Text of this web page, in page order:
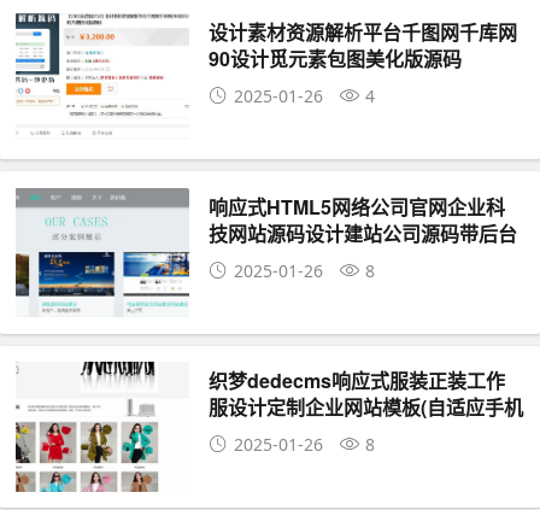
设计素材资源解析平台千图网千库网
90设计觅元素包图美化版源码
2025-01-26 4
响应式HTML5网络公司官网企业科
技网站源码设计建站公司源码带后台
2025-01-26 8
织梦dedecms响应式服装正装工作
服设计定制企业网站模板(自适应手机
移动端)
2025-01-26 8